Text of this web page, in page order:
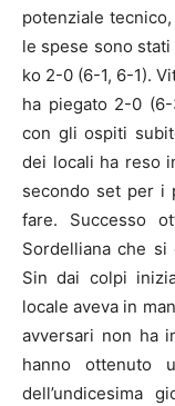
potenziale
le spese sono
ko 2-0 (6-1, 6-1).
ha piegato 2-0
con gli ospiti
dei locali ha reso
secondo set per i
fare. Successo
Sordelliana che
Sin dai colpi
locale aveva in
avversari non ha
hanno ottenuto
dell’undicesima